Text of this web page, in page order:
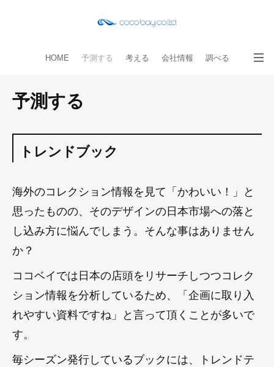
HOME 予測する 考える 会社情報 調べる
教える
予測する
トレンドブック
海外のコレクション情報を見て「かわいい！」と
思ったものの、そのデザインの日本市場への落と
し込み方に悩んでしまう。そんな事はありません
か？
ココベイでは日本の店頭をリサーチしつつコレク
ション情報を分析しているため、「企画に取り入
れやすい資料ですね」と言って頂くことが多いで
す。
毎シーズン発行しているブックには、トレンドテ